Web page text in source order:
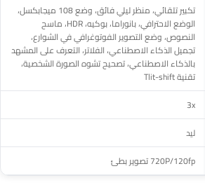
تكبير تلقائي، منظر ليلي فائق، وضع 108 ميجابكسل،
الوضع الاحترافي، بانوراما، بوكيه، HDR، ماسح
النصوص، وضع التصوير الفوتوغرافي في الشوارع،
تجميل الذكاء الاصطناعي، الفلاتر، التعرف على المشهد
بالذكاء الاصطناعي، تصحيح تشوه الصورة الشخصية،
تقنية Tlit-shift
3x
ليد
720P/120fp تصوير بطئ